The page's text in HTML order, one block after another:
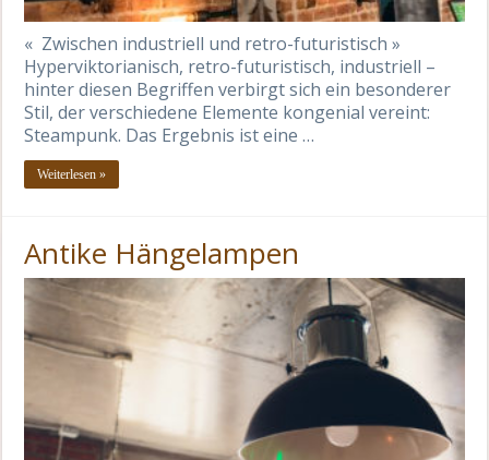
« Zwischen industriell und retro-futuristisch »
Hyperviktorianisch, retro-futuristisch, industriell –
hinter diesen Begriffen verbirgt sich ein besonderer
Stil, der verschiedene Elemente kongenial vereint:
Steampunk. Das Ergebnis ist eine …
Weiterlesen »
Antike Hängelampen